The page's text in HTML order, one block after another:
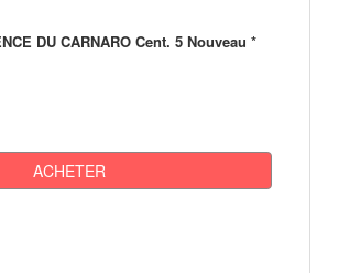
DU CARNARO Cent. 5 Nouveau *
ACHETER